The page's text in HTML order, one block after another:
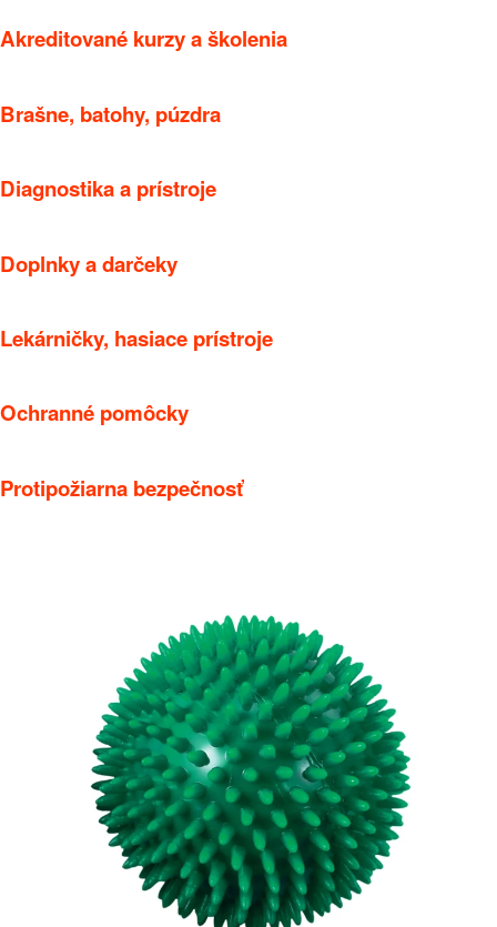
Akreditované kurzy a školenia
Brašne, batohy, púzdra
Diagnostika a prístroje
Doplnky a darčeky
Lekárničky, hasiace prístroje
Ochranné pomôcky
Protipožiarna bezpečnosť